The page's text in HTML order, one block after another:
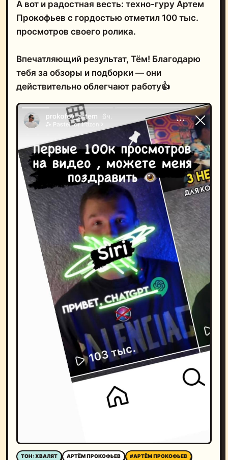
А вот и радостная весть: техно-гуру Артем
Прокофьев с гордостью отметил 100 тыс.
просмотров своего ролика.
Впечатляющий результат, Тём! Благодарю
тебя за обзоры и подборки — они
действительно облегчают работу👍
ТОН: ХВАЛЯТ АРТЁМ ПРОКОФЬЕВ
#АРТЁМ ПРОКОФЬЕВ